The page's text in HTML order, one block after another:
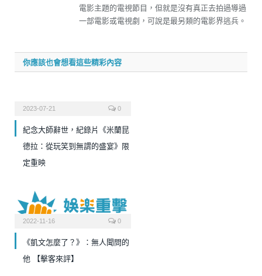
電影主題的電視節目，但就是沒有真正去拍過導過
一部電影或電視劇，可說是最另類的電影界逃兵。
你應該也會想看這些精彩內容
2023-07-21 0
紀念大師辭世，紀錄片《米蘭昆
德拉：從玩笑到無謂的盛宴》限
定重映
2022-11-16 0
《凱文怎麼了？》：無人聞問的
他 【擊客來評】